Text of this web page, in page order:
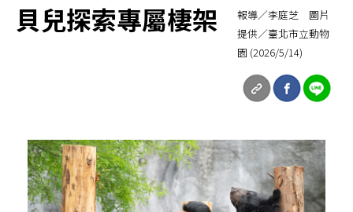
貝兒探索專屬棲架
報導／李庭芝 圖片
提供／臺北市立動物
園 (2026/5/14)